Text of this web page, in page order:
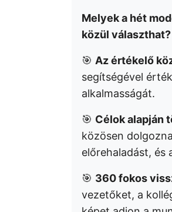
Melyek a hét
közül választhat?
🎯 Az értékelő
segítségével
alkalmasságát.
🎯 Célok alapján
közösen
előrehaladást, és
🎯 360 fokos
vezetőket, a